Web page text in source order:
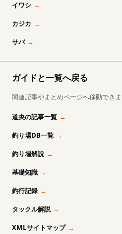
イワシ
カジカ
サバ
ガイドと一覧へ戻る
関連記事やまとめページへ移動できま
道央の記事一覧
釣り場DB一覧
釣り場解説
基礎知識
釣行記録
タックル解説
XMLサイトマップ